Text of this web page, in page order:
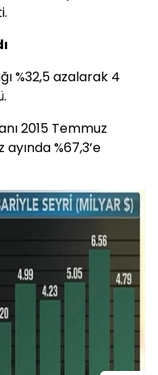
%32,5 azalarak 4
2015 Temmuz
ayında %67,3’e